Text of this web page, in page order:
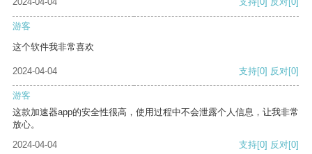
游客
这个软件我非常喜欢
2024-04-04 支持[0] 反对[0]
游客
这款加速器app的安全性很高，使用过程中不会泄露个人信息，让我非常
放心。
2024-04-04
支持[0] 反对[0]